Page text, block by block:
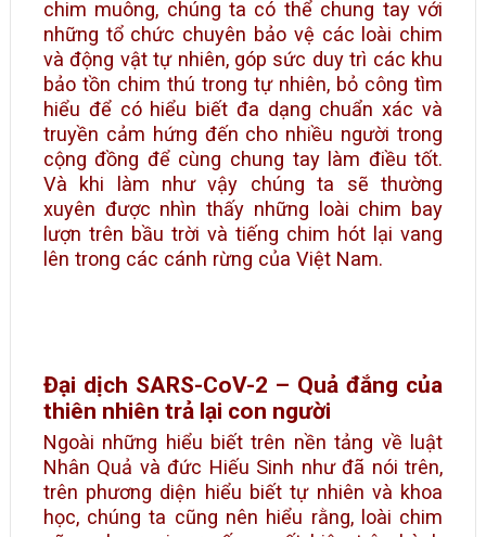
chim muông, chúng ta có thể chung tay với
những tổ chức chuyên bảo vệ các loài chim
và động vật tự nhiên, góp sức duy trì các khu
bảo tồn chim thú trong tự nhiên, bỏ công tìm
hiểu để có hiểu biết đa dạng chuẩn xác và
truyền cảm hứng đến cho nhiều người trong
cộng đồng để cùng chung tay làm điều tốt.
Và khi làm như vậy chúng ta sẽ thường
xuyên được nhìn thấy những loài chim bay
lượn trên bầu trời và tiếng chim hót lại vang
lên trong các cánh rừng của Việt Nam.
Đại dịch SARS-CoV-2 – Quả đắng của
thiên nhiên trả lại con người
Ngoài những hiểu biết trên nền tảng về luật
Nhân Quả và đức Hiếu Sinh như đã nói trên,
trên phương diện hiểu biết tự nhiên và khoa
học, chúng ta cũng nên hiểu rằng, loài chim